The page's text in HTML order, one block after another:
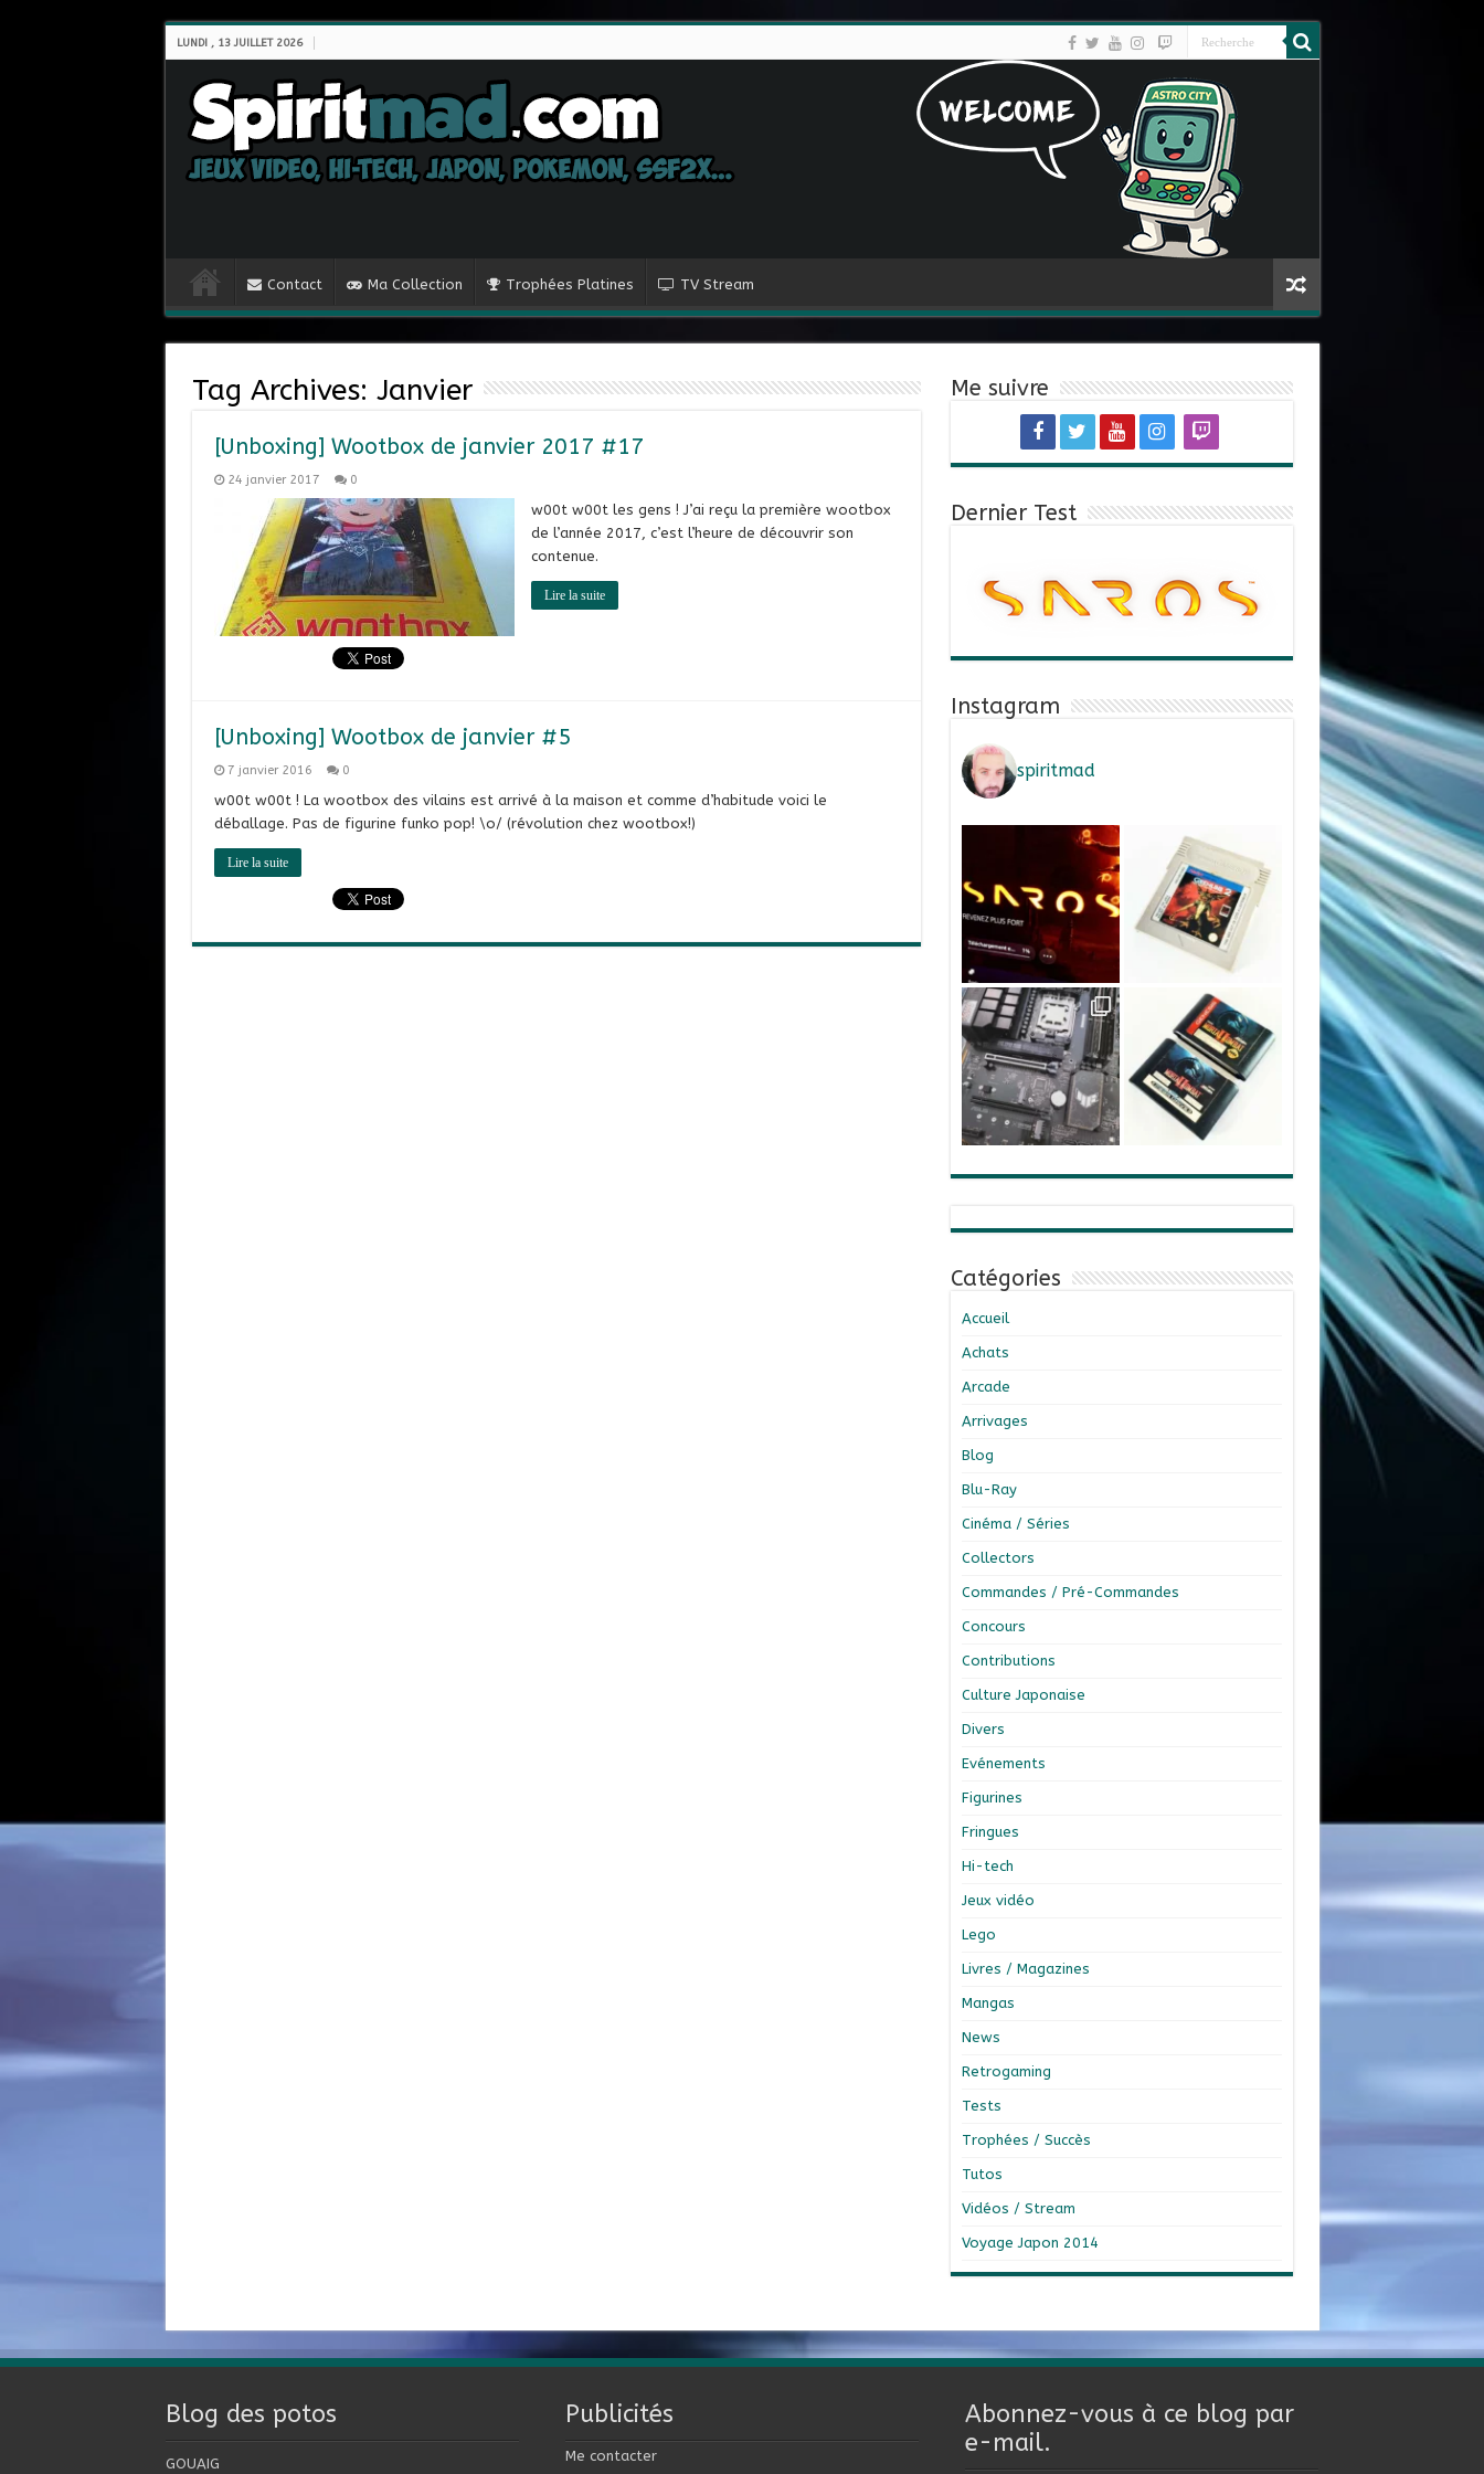
LUNDI , 13 JUILLET 2026
Contact Ma Collection Trophées Platines TV Stream
Tag Archives: Janvier
[Unboxing] Wootbox de janvier 2017 #17
24 janvier 2017 0
w00t w00t les gens ! J’ai reçu la première wootbox
de l’année 2017, c’est l’heure de découvrir son
contenue.
Lire la suite
[Unboxing] Wootbox de janvier #5
7 janvier 2016 0
w00t w00t ! La wootbox des vilains est arrivé à la maison et comme d’habitude voici le
déballage. Pas de figurine funko pop! \o/ (révolution chez wootbox!)
Lire la suite
Me suivre
Dernier Test
Instagram
spiritmad
Catégories
Accueil
Achats
Arcade
Arrivages
Blog
Blu-Ray
Cinéma / Séries
Collectors
Commandes / Pré-Commandes
Concours
Contributions
Culture Japonaise
Divers
Evénements
Figurines
Fringues
Hi-tech
Jeux vidéo
Lego
Livres / Magazines
Mangas
News
Retrogaming
Tests
Trophées / Succès
Tutos
Vidéos / Stream
Voyage Japon 2014
Blog des potos
GOUAIG
Publicités
Me contacter
Abonnez-vous à ce blog par
e-mail.